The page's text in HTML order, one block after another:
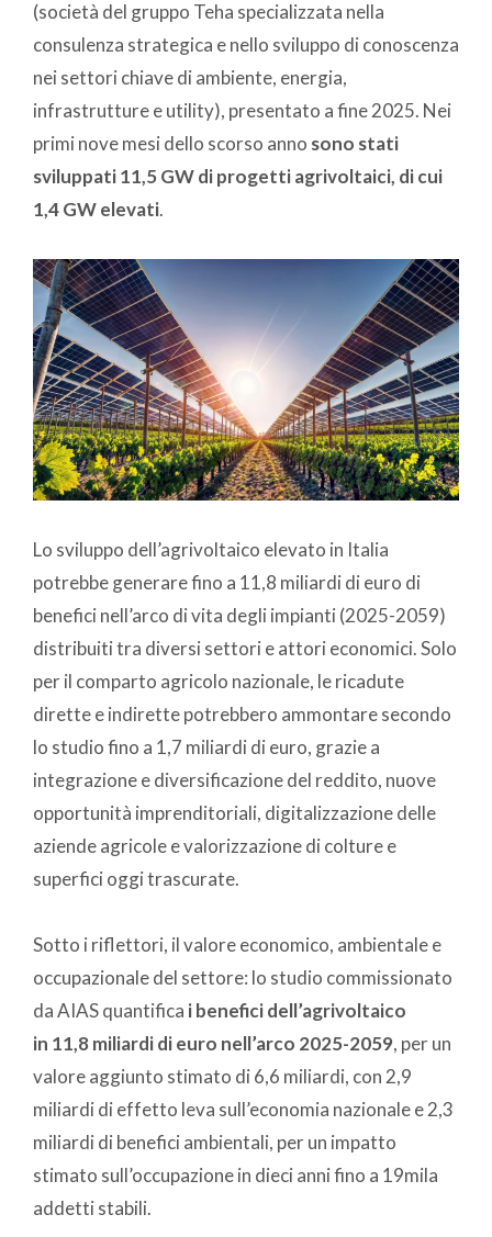
(società del gruppo Teha specializzata nella
consulenza strategica e nello sviluppo di conoscenza
nei settori chiave di ambiente, energia,
infrastrutture e utility), presentato a fine 2025. Nei
primi nove mesi dello scorso anno sono stati
sviluppati 11,5 GW di progetti agrivoltaici, di cui
1,4 GW elevati.
Lo sviluppo dell’agrivoltaico elevato in Italia
potrebbe generare fino a 11,8 miliardi di euro di
benefici nell’arco di vita degli impianti (2025-2059)
distribuiti tra diversi settori e attori economici. Solo
per il comparto agricolo nazionale, le ricadute
dirette e indirette potrebbero ammontare secondo
lo studio fino a 1,7 miliardi di euro, grazie a
integrazione e diversificazione del reddito, nuove
opportunità imprenditoriali, digitalizzazione delle
aziende agricole e valorizzazione di colture e
superfici oggi trascurate.
Sotto i riflettori, il valore economico, ambientale e
occupazionale del settore: lo studio commissionato
da AIAS quantifica i benefici dell’agrivoltaico
in 11,8 miliardi di euro nell’arco 2025-2059, per un
valore aggiunto stimato di 6,6 miliardi, con 2,9
miliardi di effetto leva sull’economia nazionale e 2,3
miliardi di benefici ambientali, per un impatto
stimato sull’occupazione in dieci anni fino a 19mila
addetti stabili.